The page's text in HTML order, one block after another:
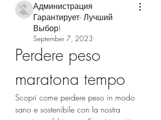
Администрация
Гарантирует- Лучший
Выбор!
September 7, 2023
Perdere peso
maratona tempo
Scopri come perdere peso in modo
sano e sostenibile con la nostra